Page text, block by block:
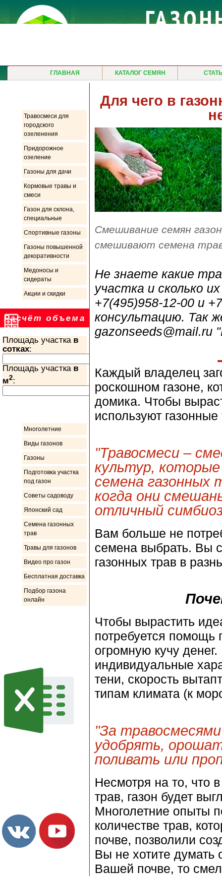
ГЛАВНАЯ КАТАЛОГ СЕМЯН
Травосмеси для
городского
озеленения
Придорожное
озеление
Газоны для дачи
Кормовые травы и
смеси
Газон для склона,
специальные
Спортивные газоны
Газоны повышенной
декоративности
Медоносы и
сидераты
Акции и скидки
Расчёт объема
Площадь участка в
сотках:
Площадь участка в
м2:
Многолетние
Виды газонов
Газоны
Подготовка участка
под газон
Советы садоводу
Японский сад
Семена газонных
трав
Травы для газонов
Видео про газон
Бесплатная доставка
Подбор газона
онлайн
Для чего в
Смешивание семян
смешивают семена
Не знаете какие
участка и сколько
+7(495)958-12-00 и
консультацию. Так
gazonseeds@mail.ru
Каждый владелец
роскошном газоне,
домика. Чтобы
используют
"Травосмеси –
культур,
семена газонных
когда они
отличный
Вам больше не
семена выбрать. Вы
газонных трав в
Чтобы вырастить
потребуется помощь
огромную кучу
индивидуальные
тени, скорость
типам климата (к
"За
удобрять,
поливать или
Несмотря на то, что
трав, газон будет
Многолетние опыты
количестве трав,
почве, позволили
Вы не хотите думать
Вашей почве, то